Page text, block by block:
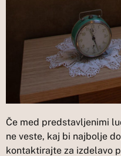
Če med predstavljenimi
ne veste, kaj bi najbolje
kontaktirajte za izdelavo